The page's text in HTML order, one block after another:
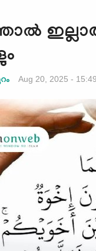
Aug 20, 2025 - 15:49